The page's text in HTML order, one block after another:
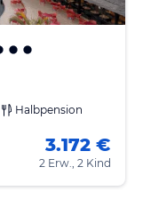
Halbpension
3.172 €
2 Erw., 2 Kind